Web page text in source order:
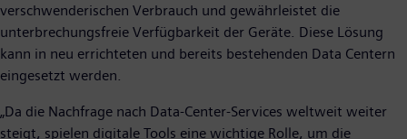
verschwenderischen Verbrauch und gewährleistet die
unterbrechungsfreie Verfügbarkeit der Geräte. Diese Lösung
kann in neu errichteten und bereits bestehenden Data Centern
eingesetzt werden.
„Da die Nachfrage nach Data-Center-Services weltweit weiter
steigt, spielen digitale Tools eine wichtige Rolle, um die